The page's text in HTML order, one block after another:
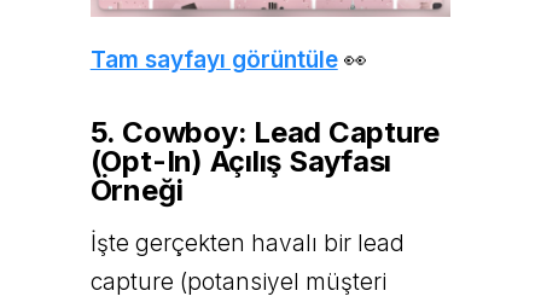
Tam sayfayı görüntüle👀
5. Cowboy: Lead Capture
(Opt-In) Açılış Sayfası
Örneği
İşte gerçekten havalı bir lead
capture (potansiyel müşteri